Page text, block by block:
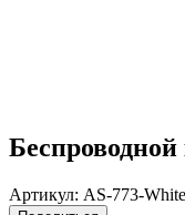
Артикул: AS-773-